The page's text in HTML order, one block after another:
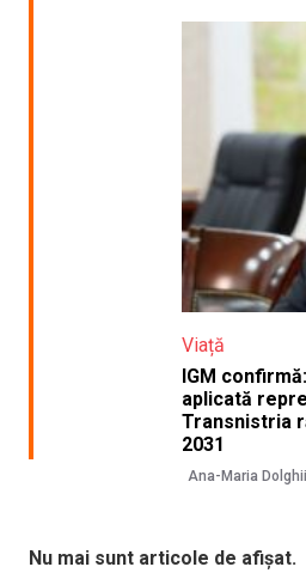
Viață
IGM
aplicată
Transnistria
2031
Ana-Maria Dolghii
Nu mai sunt articole de afișat.